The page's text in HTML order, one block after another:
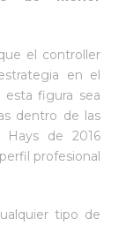
el controller
en el
figura sea
dentro de las
Hays de 2016
profesional
tipo de